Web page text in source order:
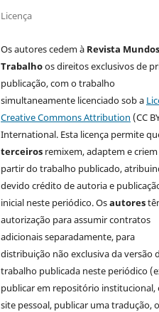
Licença
Os autores cedem à Revista
Trabalhoos direitos exclusivos de
publicação, com o trabalho
simultaneamente licenciado sob a
Creative Commons Attribution (CC
International. Esta licença permite
terceiros remixem, adaptem e criem
partir do trabalho publicado,
devido crédito de autoria e
inicial neste periódico. Osautores
autorização para assumir contratos
adicionais separadamente, para
distribuição não exclusiva da versão
trabalho publicada neste periódico
publicar em repositório institucional,
site pessoal, publicar uma tradução,